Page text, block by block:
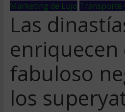
Marketing de Lujo Transporte
Las
enriquecen
fabuloso
los